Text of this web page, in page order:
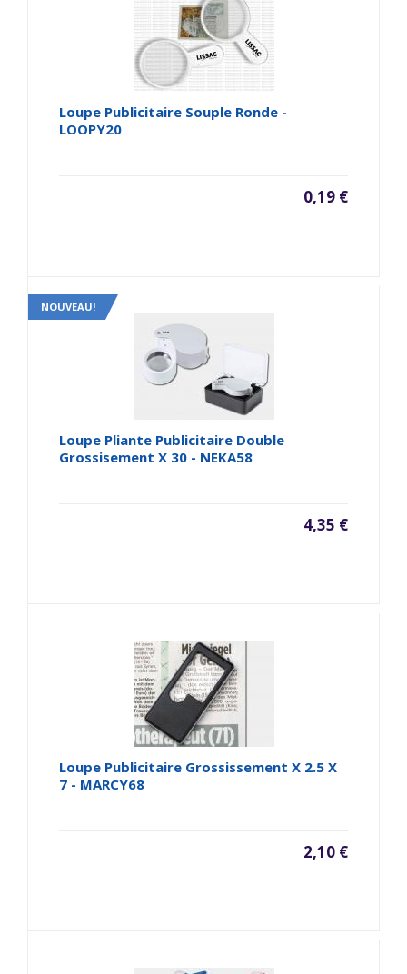
Loupe Publicitaire Souple Ronde -
LOOPY20
0,19 €
NOUVEAU!
Loupe Pliante Publicitaire Double
Grossisement X 30 - NEKA58
4,35 €
Loupe Publicitaire Grossissement X 2.5 X
7 - MARCY68
2,10 €